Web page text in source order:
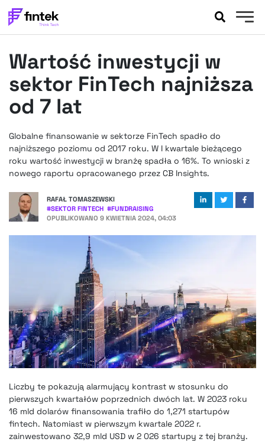
BANKOWOŚĆ
EVENTY
FELIETONY
WYWIADY
PODCASTY
FINTEKEXTRA
OKIEM EKSPERTA
Wartość inwestycji w
sektor FinTech najniższa
od 7 lat
Globalne finansowanie w sektorze FinTech spadło do
najniższego poziomu od 2017 roku. W I kwartale bieżącego
roku wartość inwestycji w branżę spadła o 16%. To wnioski z
nowego raportu opracowanego przez CB Insights.
RAFAŁ TOMASZEWSKI
#SEKTOR FINTECH #FUNDRAISING
OPUBLIKOWANO 9 KWIETNIA 2024, 04:03
Liczby te pokazują alarmujący kontrast w stosunku do
pierwszych kwartałów poprzednich dwóch lat. W 2023 roku
16 mld dolarów finansowania trafiło do 1,271 startupów
fintech. Natomiast w pierwszym kwartale 2022 r.
zainwestowano 32,9 mld USD w 2 026 startupy z tej branży.